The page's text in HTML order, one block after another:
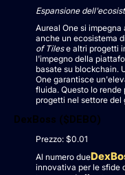
Espansione
Aureal One si
anche un ecosistema
of Tilese altri progetti
l'impegno della
basate su blockchain.
One garantisce
fluida. Questo lo
progetti nel settore del
DexBoss ($DEBO)
Prezzo: $0.01
Al numero due
innovativa per le sfide